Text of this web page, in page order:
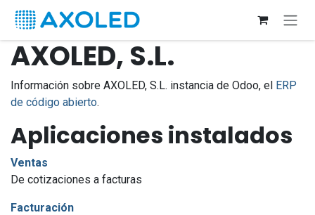
Ir al contenido
AXOLED, S.L.
Información sobre AXOLED, S.L. instancia de Odoo, el ERP
de código abierto.
Aplicaciones instalados
Ventas
De cotizaciones a facturas
Facturación